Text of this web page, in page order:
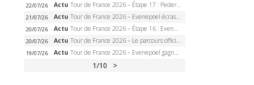
22/07/26 Actu Tour de France 2026 – Étape 17 : Pedersen peut-il verrouiller le maillot vert à Voiron ?
21/07/26 Actu Tour de France 2026 – Evenepoel écrase le chrono d’Évian, Seixas 4e, Lipowitz abandonne
20/07/26 Actu Tour de France 2026 – Étape 16 : Evenepoel, Pogacar, Ganna… qui domptera le chrono d’Évian pour redessiner le podium ?
20/07/26 Actu Tour de France 2026 – Le parcours officiel complet : 21 étapes, profils, carte et dates
19/07/26 Actu Tour de France 2026 – Evenepoel gagne à Solaison, Vingegaard abandonne, Pogacar toujours en jaune
1/10 >